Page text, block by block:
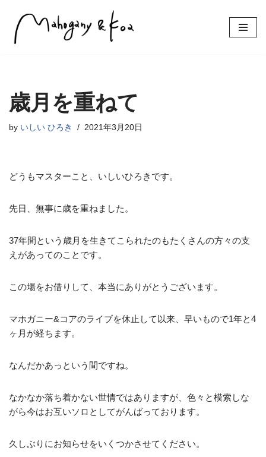
コ
ン
へ
キ
歳月を重ねて
by いしい ひろき 2021年3月20日
どうもマスターこと、いしいひろきです。
先日、無事に歳を重ねました。
37年間という歳月を生きてこられたのもたくさんの方々の支
えがあってのことです。
この場をお借りして、本当にありがとうございます。
マホガニー&コアのライブを休止して以来、早いもので1年と4
ヶ月が経ちます。
なんだかあっという間ですね。
なかなか落ち着かない世情ではありますが、色々と模索しな
がら今はお互いソロとしてがんばっております。
久しぶりにお知らせをいくつかさせてください。